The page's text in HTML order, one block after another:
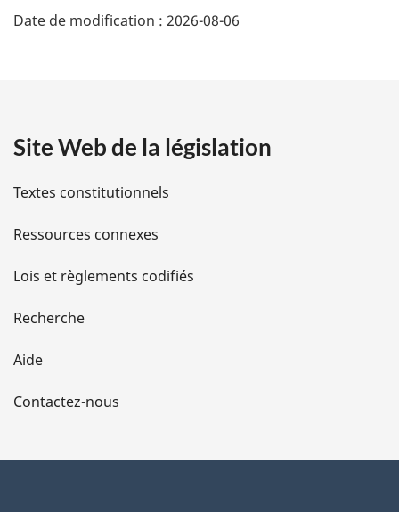
é
i
l
s
d
e
l
a
Date de modification : 2026-08-06
Site Web de la législation
Textes constitutionnels
Ressources connexes
Lois et règlements codifiés
Recherche
Aide
Contactez-nous